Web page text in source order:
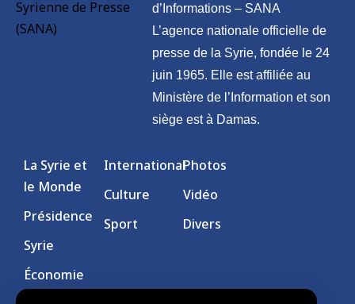
d’Informations – SANA
L’agence nationale officielle de
presse de la Syrie, fondée le 24
juin 1965. Elle est affiliée au
Ministère de l’Information et son
siège est à Damas.
La Syrie et
le Monde
Présidence
Syrie
Économie
International
Culture
Sport
Photos
Vidéo
Divers